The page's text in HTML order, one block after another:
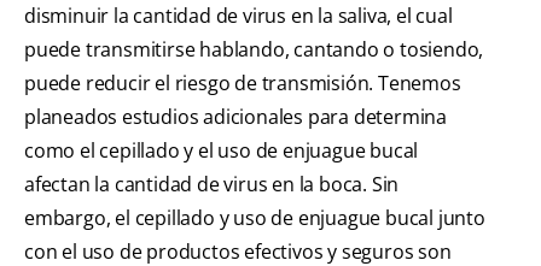
disminuir la cantidad de virus en la saliva, el cual
puede transmitirse hablando, cantando o tosiendo,
puede reducir el riesgo de transmisión. Tenemos
planeados estudios adicionales para determina
como el cepillado y el uso de enjuague bucal
afectan la cantidad de virus en la boca. Sin
embargo, el cepillado y uso de enjuague bucal junto
con el uso de productos efectivos y seguros son